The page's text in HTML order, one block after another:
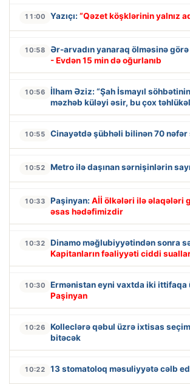
11:00 Yazıçı: “Qəzet köşklərinin yalnız
10:58
Ər-arvadın yanaraq ölməsinə
- Evdən 15 min də oğurlanıb
10:56
İlham Əziz: “Şah İsmayıl
məzhəb küləyi əsir, bu çox
10:55 Cinayətdə şübhəli bilinən 70 nəfər
10:52 Metro ilə daşınan sərnişinlərin
10:33 Paşinyan: Aİİ ölkələri ilə əlaqələri
əsas hədəfimizdir
10:32
Dinamo məğlubiyyətindən sonra
Kapitanların fəaliyyəti ciddi
10:30 Ermənistan eyni vaxtda iki ittifaqa
Paşinyan
10:26
Kolleclərə qəbul üzrə ixtisas
bitəcək
10:22 13 stomatoloq məsuliyyətə cəlb